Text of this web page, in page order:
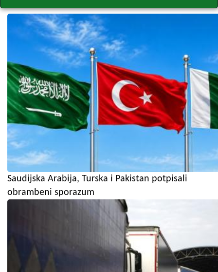
Saudijska Arabija, Turska i Pakistan potpisali
obrambeni sporazum